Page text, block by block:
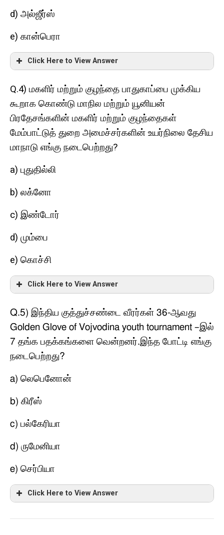
d) அல்ஜீர்ஸ்
e) கான்பெரா
Click Here to View Answer
Q.4) மகளிர் மற்றும் குழந்தை பாதுகாப்பை முக்கிய
கூறாக கொண்டு மாநில மற்றும் யூனியன்
பிரதேசங்களின் மகளிர் மற்றும் குழந்தைகள்
மேம்பாட்டுத் துறை அமைச்சர்களின் உயர்நிலை தேசிய
மாநாடு எங்கு நடைபெற்றது?
a) புதுதில்லி
b) லக்னோ
c) இண்டோர்
d) மும்பை
e) கொச்சி
Click Here to View Answer
Q.5) இந்திய குத்துச்சண்டை வீரர்கள் 36-ஆவது
Golden Glove of Vojvodina youth tournament –இல்
7 தங்க பதக்கங்களை வென்றனர்.இந்த போட்டி எங்கு
நடைபெற்றது?
a) லெபெனோன்
b) கிரீஸ்
c) பல்கேரியா
d) ருமேனியா
e) செர்பியா
Click Here to View Answer